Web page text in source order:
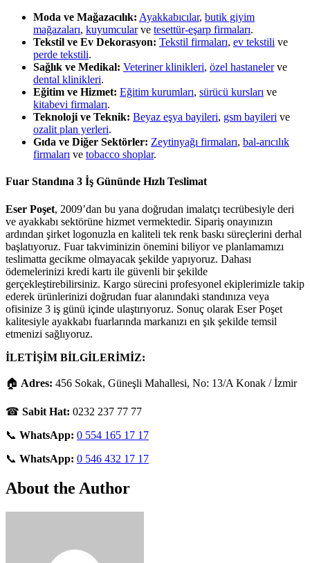
Moda ve Mağazacılık: Ayakkabıcılar, butik giyim
mağazaları, kuyumcularve tesettür-eşarp firmaları.
Tekstil ve Ev Dekorasyon: Tekstil firmaları, ev tekstili ve
perde tekstili.
Sağlık ve Medikal: Veteriner klinikleri, özel hastanelerve
dental klinikleri.
Eğitim ve Hizmet: Eğitim kurumları, sürücü kursları ve
kitabevi firmaları.
Teknoloji ve Teknik: Beyaz eşya bayileri, gsm bayileri ve
ozalit plan yerleri.
Gıda ve Diğer Sektörler: Zeytinyağı firmaları, bal-arıcılık
firmaları ve tobacco shoplar.
Fuar Standına 3 İş Gününde Hızlı Teslimat
Eser Poşet, 2009’dan bu yana doğrudan imalatçı tecrübesiyle deri
ve ayakkabı sektörüne hizmet vermektedir. Sipariş onayınızın
ardından şirket logonuzla en kaliteli tek renk baskı süreçlerini derhal
başlatıyoruz. Fuar takviminizin önemini biliyor ve planlamamızı
teslimatta gecikme olmayacak şekilde yapıyoruz. Dahası
ödemelerinizi kredi kartı ile güvenli bir şekilde
gerçekleştirebilirsiniz. Kargo sürecini profesyonel ekiplerimizle takip
ederek ürünlerinizi doğrudan fuar alanındaki standınıza veya
ofisinize 3 iş günü içinde ulaştırıyoruz. Sonuç olarak Eser Poşet
kalitesiyle ayakkabı fuarlarında markanızı en şık şekilde temsil
etmenizi sağlıyoruz.
İLETİŞİM BİLGİLERİMİZ:
🏠 Adres: 456 Sokak, Güneşli Mahallesi, No: 13/A Konak / İzmir
☎ Sabit Hat: 0232 237 77 77
📞 WhatsApp: 0 554 165 17 17
📞 WhatsApp: 0 546 432 17 17
About the Author